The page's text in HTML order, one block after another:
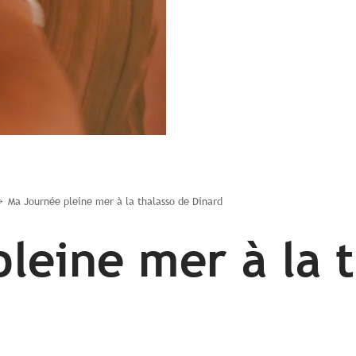
Ma Journée pleine mer à la thalasso de Dinard
mer à la